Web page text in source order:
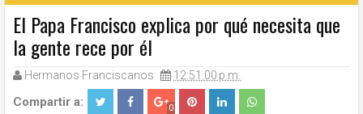
El Papa Francisco explica por qué necesita que
la gente rece por él
Hermanos Franciscanos 12:51:00 p.m.
Compartir a: 0